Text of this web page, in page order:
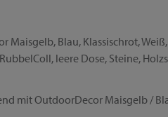
Maisgelb, Blau, Klassischrot,
leere Dose, Steine,
mit OutdoorDecor Maisgelb /